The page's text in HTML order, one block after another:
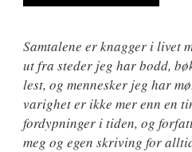
Samtalene er knagger i livet
ut fra steder jeg har bodd,
lest, og mennesker jeg har
varighet er ikke mer enn en
fordypninger i tiden, og
meg og egen skriving for